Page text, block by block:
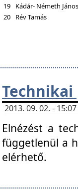
19
Kádár- Németh János
20
Rév Tamás
2013. 09. 02. -
Elnézést a
függetlenül a
elérhető.